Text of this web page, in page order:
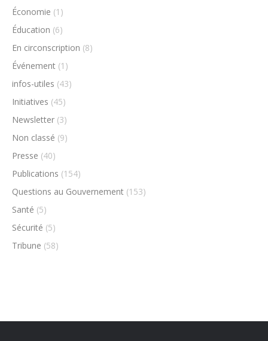
Économie (1)
Éducation (6)
En circonscription (8)
Événement (1)
infos-utiles (43)
Initiatives (45)
Newsletter (3)
Non classé (9)
Presse (40)
Publications (154)
Questions au Gouvernement (153)
Santé (5)
Sécurité (5)
Tribune (58)